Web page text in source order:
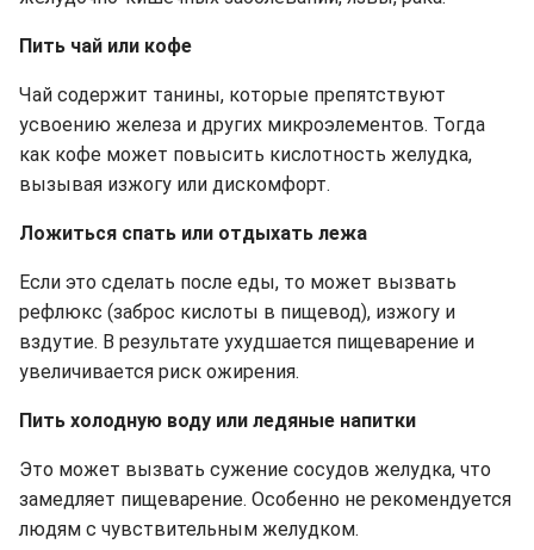
Пить чай или кофе
Чай содержит танины, которые препятствуют
усвоению железа и других микроэлементов. Тогда
как кофе может повысить кислотность желудка,
вызывая изжогу или дискомфорт.
Ложиться спать или отдыхать лежа
Если это сделать после еды, то может вызвать
рефлюкс (заброс кислоты в пищевод), изжогу и
вздутие. В результате ухудшается пищеварение и
увеличивается риск ожирения.
Пить холодную воду или ледяные напитки
Это может вызвать сужение сосудов желудка, что
замедляет пищеварение. Особенно не рекомендуется
людям с чувствительным желудком.